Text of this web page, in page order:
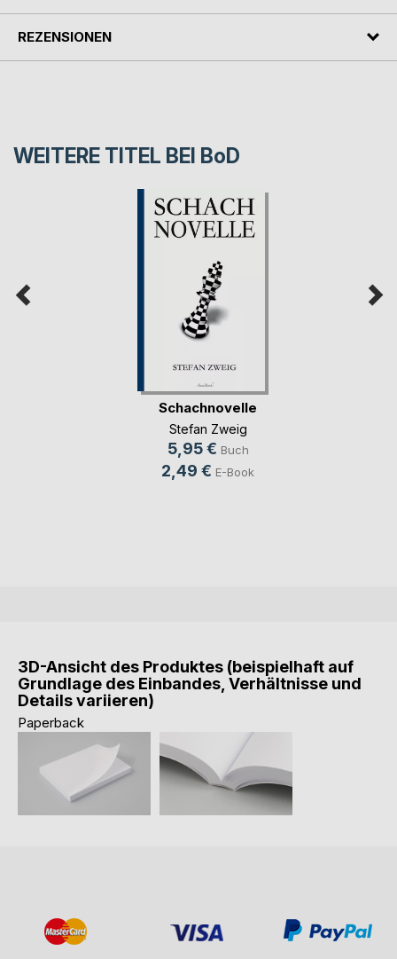
REZENSIONEN
WEITERE TITEL BEI BoD
Schachnovelle
Stefan Zweig
5,95 € Buch
2,49 € E-Book
3D-Ansicht des Produktes (beispielhaft auf
Grundlage des Einbandes, Verhältnisse und
Details variieren)
Paperback